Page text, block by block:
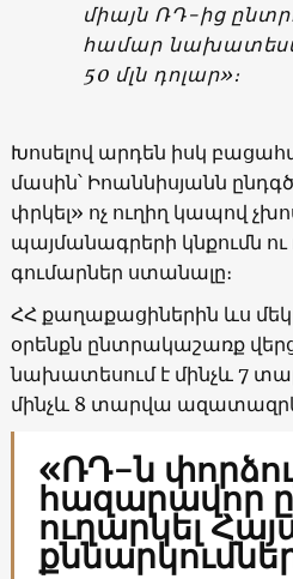
միայն ՌԴ-ից
համար
50 մլն դոլար»։
Խոսելով արդեն իսկ
մասին՝ Իոաննիսյանն
փրկել» ոչ ուղիղ կապով
պայմանագրերի կնքումն
գումարներ ստանալը։
ՀՀ քաղաքացիներին ևս մեկ
օրենքն ընտրակաշառք
նախատեսում է մինչև 7
մինչև 8 տարվա
«ՌԴ-ն
հազարավոր
ուղարկել